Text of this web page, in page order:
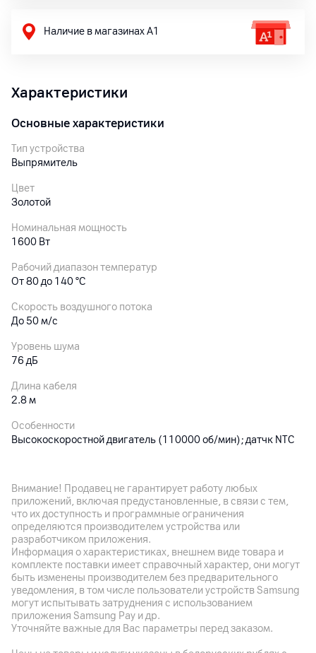
Наличие в магазинах А1
Характеристики
Основные характеристики
Тип устройства
Выпрямитель
Цвет
Золотой
Номинальная мощность
1600 Вт
Рабочий диапазон температур
От 80 до 140 °C
Cкорость воздушного потока
До 50 м/с
Уровень шума
76 дБ
Длина кабеля
2.8 м
Особенности
Высокоскоростной двигатель (110000 об/мин); датчк NTC
волосы более гладкими; интеллектуальный экран; тройная
защита для волос; система безопасности (автоматическое
замедление, автоматическая пауза, автоматическое
отключение); 6 температурных режимов и холодный воздух;
персональные настройки
Габариты
Вес: 820 г
Другие характеристики
Внимание! Продавец не гарантирует работу любых
приложений, включая предустановленные, в связи с тем,
что их доступность и программные ограничения
определяются производителем устройства или
разработчиком приложения.
Информация о характеристиках, внешнем виде товара и
комплекте поставки имеет справочный характер, они могут
быть изменены производителем без предварительного
уведомления, в том числе пользователи устройств Samsung
могут испытывать затруднения с использованием
приложения Samsung Pay и др.
Уточняйте важные для Вас параметры перед заказом.